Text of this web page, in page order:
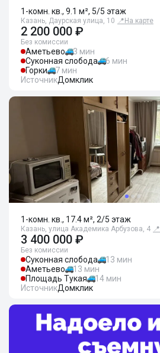
1-комн. кв., 9.1 м², 5/5 этаж
Казань, Даурская улица, 10 📍 На карте
2 200 000 ₽
Без комиссии
Аметьево
3 мин
Суконная слобода
6 мин
Горки
7 мин
ИсточникДомклик
1-комн. кв., 17.4 м², 2/5 этаж
Казань, улица Академика Арбузова, 4 📍
3 400 000 ₽
Без комиссии
Суконная слобода
13 мин
Аметьево
13 мин
Площадь Тукая
14 мин
ИсточникДомклик